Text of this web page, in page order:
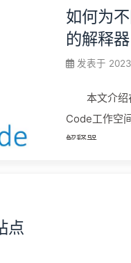
如何为
的解释器
发表于
本文介绍
Code工作空
解释器。
点